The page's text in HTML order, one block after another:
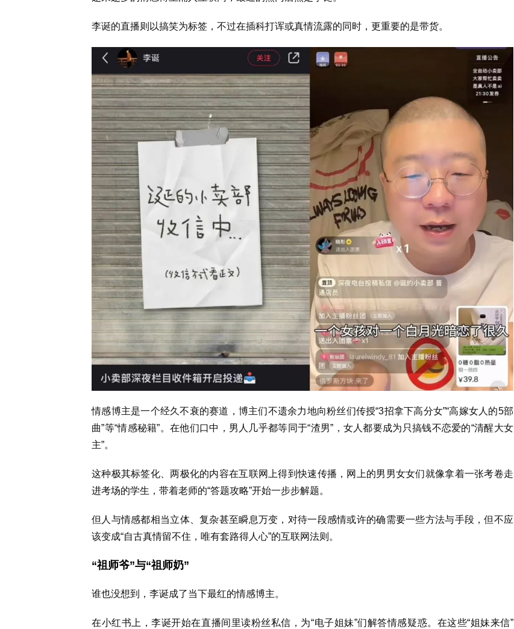
李诞的直播则以搞笑为标签，不过在插科打诨或真情流露的同时，更重要的是带货。
情感博主是一个经久不衰的赛道，博主们不遗余力地向粉丝们传授“3招拿下高分女”“高嫁女人的5部
曲”等“情感秘籍”。在他们口中，男人几乎都等同于“渣男”，女人都要成为只搞钱不恋爱的“清醒大女
主”。
这种极其标签化、两极化的内容在互联网上得到快速传播，网上的男男女女们就像拿着一张考卷走
进考场的学生，带着老师的“答题攻略”开始一步步解题。
但人与情感都相当立体、复杂甚至瞬息万变，对待一段感情或许的确需要一些方法与手段，但不应
该变成“自古真情留不住，唯有套路得人心”的互联网法则。
“祖师爷”与“祖师奶”
谁也没想到，李诞成了当下最红的情感博主。
在小红书上，李诞开始在直播间里读粉丝私信，为“电子姐妹”们解答情感疑惑。在这些“姐妹来信”